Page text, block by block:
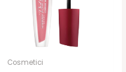
Cosmetici